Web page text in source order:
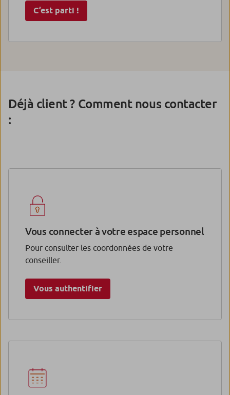
C’est parti !
Déjà client ? Comment nous contacter
:
Vous connecter à votre espace personnel
Pour consulter les coordonnées de votre
conseiller.
Vous authentifier